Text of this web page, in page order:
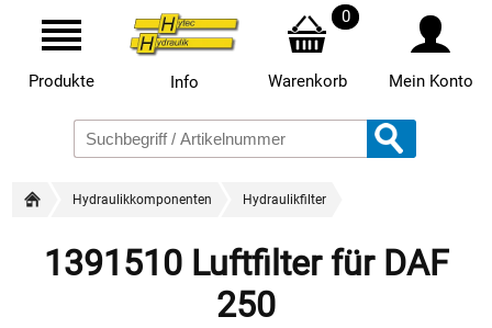
Produkte Info
0
Warenkorb Mein Konto
Hydraulikkomponenten Hydraulikfilter
1391510 Luftfilter für DAF
250